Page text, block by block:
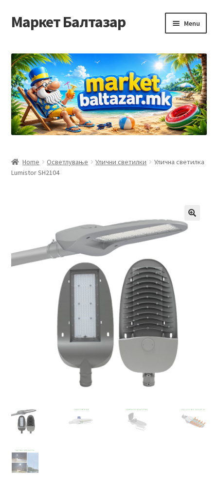
Skip
to
Skip
to
Маркет Балтазар Menu
Checkout
Homepage
Privacy Policy
Контакт
Мој профил
Рекламации и замена на производ
Сите производи
Home Осветлување Улични светилки
Улична светилка
Lumistor SH2104